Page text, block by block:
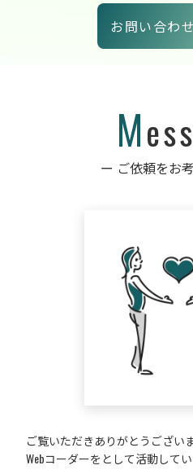
お問い合わ
M
ー ご依頼をお
ご覧いただきありがとうございま
Webコーダーをとして活動して